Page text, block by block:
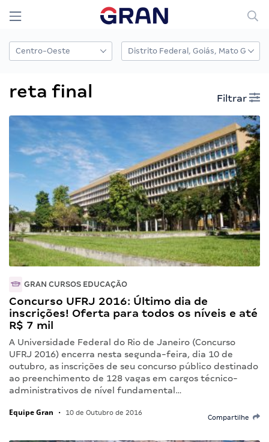
reta final Filtrar
GRAN CURSOS EDUCAÇÃO
Concurso UFRJ 2016: Último dia de
inscrições! Oferta para todos os níveis e até
R$ 7 mil
A Universidade Federal do Rio de Janeiro (Concurso
UFRJ 2016) encerra nesta segunda-feira, dia 10 de
outubro, as inscrições de seu concurso público destinado
ao preenchimento de 128 vagas em cargos técnico-
administrativos de nível fundamental…
Equipe Gran • 10 de Outubro de 2016
Compartilhe